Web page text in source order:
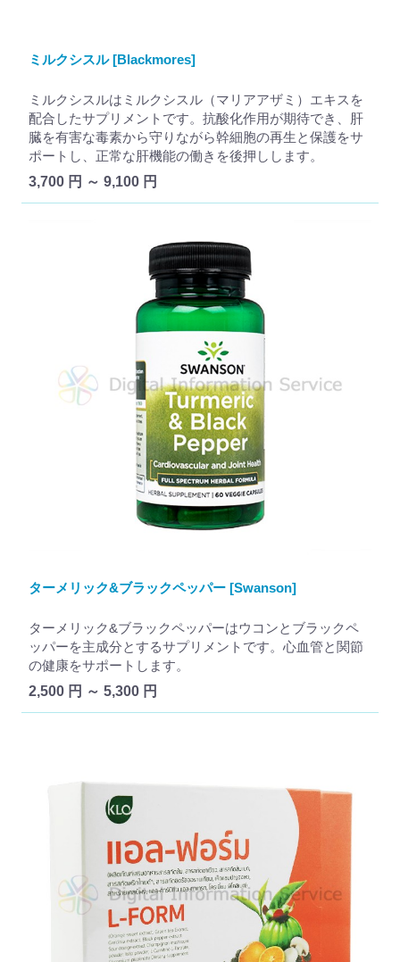
ミルクシスル [Blackmores]
ミルクシスルはミルクシスル（マリアアザミ）エキスを
配合したサプリメントです。抗酸化作用が期待でき、肝
臓を有害な毒素から守りながら幹細胞の再生と保護をサ
ポートし、正常な肝機能の働きを後押しします。
3,700 円 ～ 9,100 円
ターメリック&ブラックペッパー [Swanson]
ターメリック&ブラックペッパーはウコンとブラックペ
ッパーを主成分とするサプリメントです。心血管と関節
の健康をサポートします。
2,500 円 ～ 5,300 円